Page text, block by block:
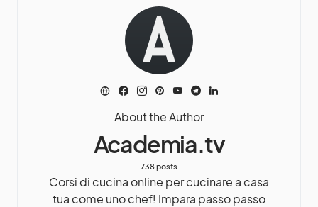
About the Author
Academia.tv
738 posts
Corsi di cucina online per cucinare a casa
tua come uno chef! Impara passo passo